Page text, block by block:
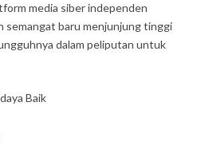
media siber independen
semangat baru menjunjung tinggi
dalam peliputan untuk
Baik